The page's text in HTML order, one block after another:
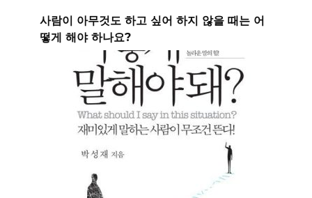
사람이 아무것도 하고 싶어 하지 않을 때는 어
떻게 해야 하나요?